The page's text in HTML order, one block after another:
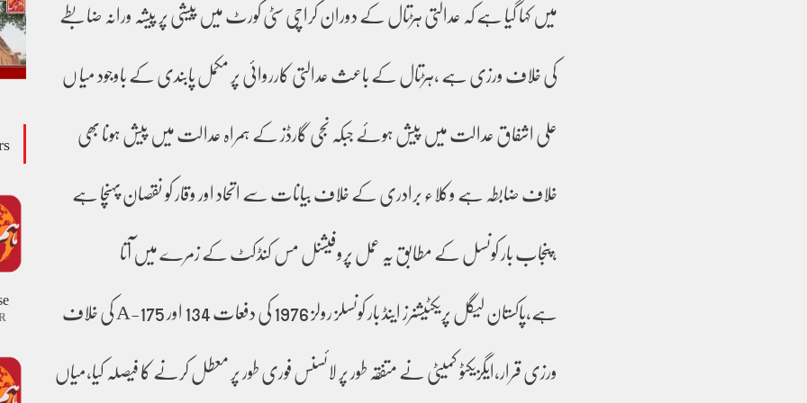
میں کہا گیا ہے کہ عدالتی ہڑتال کے دوران کراچی سٹی کورٹ میں پیشی پر پیشہ ورانہ ضابطے
کی خلاف ورزی ہے ،ہڑتال کے باعث عدالتی کارروائی پر مکمل پابندی کے باوجود میا ں
علی اشفاق عدالت میں پیش ہوئے جبکہ نجی گارڈز کے ہمراہ عدالت میں پیش ہونا بھی
خلاف ضابطہ ہے وکلاء برادری کے خلاف بیانات سے اتحاد اور وقار کو نقصان پہنچا ہے
،پنجاب بار کونسل کے مطابق یہ عمل پروفیشنل مس کنڈکٹ کے زمرے میں آتا
ہے،پاکستان لیگل پریکٹیشنرز اینڈ بار کونسلز رولز 1976 کی دفعات 134 اور 175-A کی خلاف
ورزی قرار،ایگزیکٹو کمیٹی نے متفقہ طور پر لائسنس فوری طور پر معطل کرنے کا فیصلہ کیا،میاں